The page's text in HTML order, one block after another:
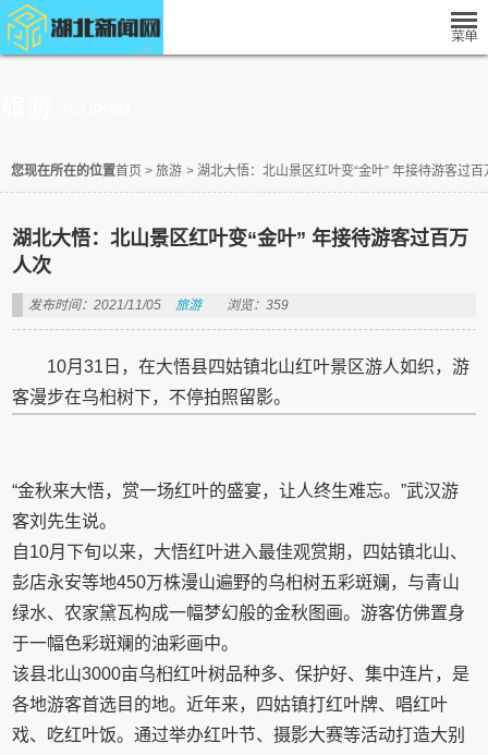
您现在所在的位置首页 > 旅游 > 湖北大悟：北山景区红叶变“金叶” 年接待游客过百
湖北大悟：北山景区红叶变“金叶” 年接待游客过百万
人次
发布时间：2021/11/05 旅游 浏览：359
10月31日，在大悟县四姑镇北山红叶景区游人如织，游
客漫步在乌桕树下，不停拍照留影。
“金秋来大悟，赏一场红叶的盛宴，让人终生难忘。”武汉游
客刘先生说。
自10月下旬以来，大悟红叶进入最佳观赏期，四姑镇北山、
彭店永安等地450万株漫山遍野的乌桕树五彩斑斓，与青山
绿水、农家黛瓦构成一幅梦幻般的金秋图画。游客仿佛置身
于一幅色彩斑斓的油彩画中。
该县北山3000亩乌桕红叶树品种多、保护好、集中连片，是
各地游客首选目的地。近年来，四姑镇打红叶牌、唱红叶
戏、吃红叶饭。通过举办红叶节、摄影大赛等活动打造大别